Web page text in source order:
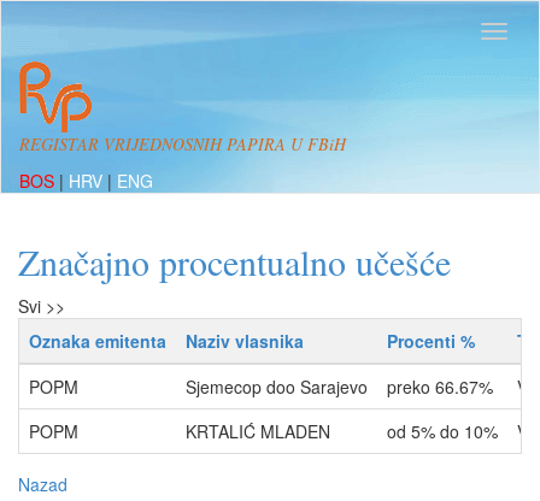
REGISTAR VRIJEDNOSNIH PAPIRA U FBiH
BOS | HRV | ENG
Značajno procentualno učešće
Svi >>
Oznaka emitenta
Naziv vlasnika Procenti %
POPM
Sjemecop doo Sarajevo preko 66.67%
POPM
KRTALIĆ MLADEN od 5% do 10%
Nazad